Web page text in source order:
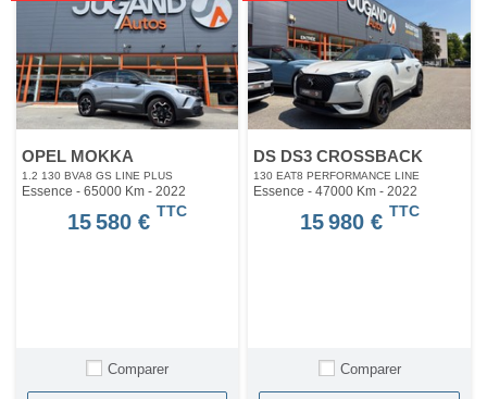
OPEL MOKKA
1.2 130 BVA8 GS LINE PLUS
Essence - 65000 Km - 2022
15 580 € TTC
Comparer
DS DS3 CROSSBACK
130 EAT8 PERFORMANCE LINE
Essence - 47000 Km- 2022
15 980 € TTC
Comparer